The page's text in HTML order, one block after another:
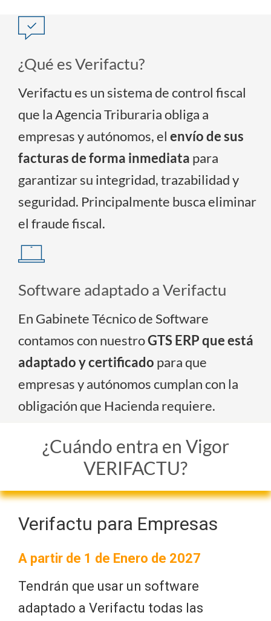
¿Qué es Verifactu?
Verifactu es un sistema de control fiscal
que la Agencia Triburaria obliga a
empresas y autónomos, el envío de sus
facturas de forma inmediata para
garantizar su integridad, trazabilidad y
seguridad. Principalmente busca eliminar
el fraude fiscal.
Software adaptado a Verifactu
En Gabinete Técnico de Software
contamos con nuestroGTS ERP que está
adaptado y certificado para que
empresas y autónomos cumplan con la
obligación que Hacienda requiere.
¿Cuándo entra en Vigor
VERIFACTU?
Verifactu para Empresas
A partir de 1 de Enero de 2027
Tendrán que usar un software
adaptado a Verifactu todas las